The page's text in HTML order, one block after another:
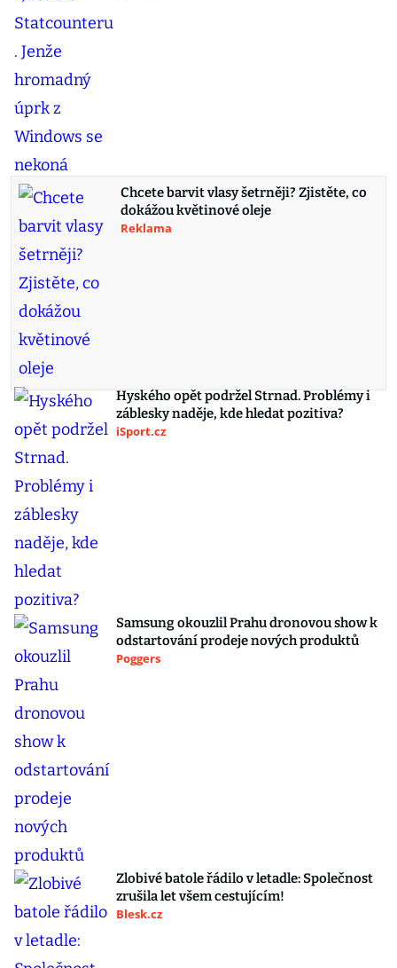
Chcete barvit vlasy šetrněji? Zjistěte, co
dokážou květinové oleje
Reklama
Hyského opět podržel Strnad. Problémy i
záblesky naděje, kde hledat pozitiva?
iSport.cz
Samsung okouzlil Prahu dronovou show k
odstartování prodeje nových produktů
Poggers
Zlobivé batole řádilo v letadle: Společnost
zrušila let všem cestujícím!
Blesk.cz